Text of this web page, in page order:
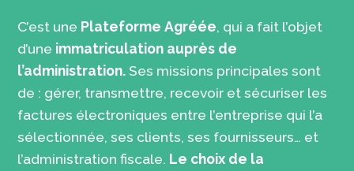
C’est une Plateforme Agréée, qui a fait l’objet
d’une immatriculation auprès de
l’administration.Ses missions principales sont
de : gérer, transmettre, recevoir et sécuriser les
factures électroniques entre l’entreprise qui l’a
sélectionnée, ses clients, ses fournisseurs… et
l’administration fiscale. Le choix de la